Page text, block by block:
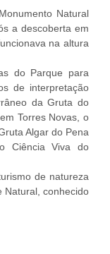
Natural
a descoberta em
na altura
do Parque para
de interpretação
da Gruta do
Torres Novas, o
Algar do Pena
Ciência Viva do
de natureza
Natural, conhecido